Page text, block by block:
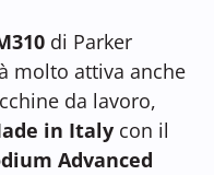
di Parker
molto attiva anche
da lavoro,
in Italy con il
Advanced